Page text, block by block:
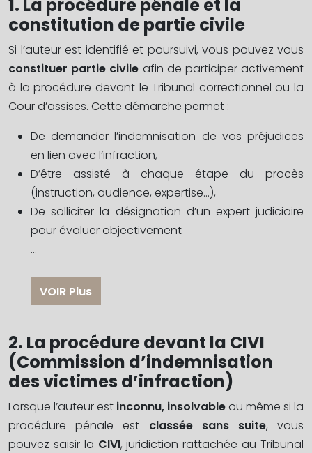
1. La procédure pénale et la
constitution de partie civile
Si l’auteur est identifié et poursuivi, vous pouvez vous
constituer partie civile afin de participer activement
à la procédure devant le Tribunal correctionnel ou la
Cour d’assises. Cette démarche permet :
De demander l’indemnisation de vos préjudices
en lien avec l’infraction,
D’être assisté à chaque étape du procès
(instruction, audience, expertise…),
De solliciter la désignation d’un expert judiciaire
pour évaluer objectivement
…
VOIR Plus
2. La procédure devant la CIVI
(Commission d’indemnisation
des victimes d’infraction)
Lorsque l’auteur est inconnu, insolvableou même si la
procédure pénale est classée sans suite, vous
pouvez saisir la CIVI, juridiction rattachée au Tribunal